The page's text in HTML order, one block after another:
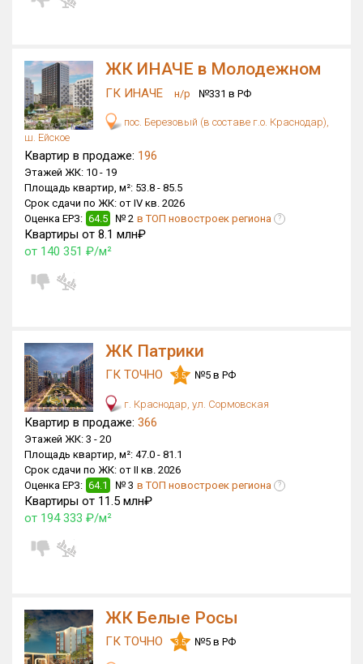
Только новые
Оценка ЕРЗ ЖК
от
Рейтинг ЕРЗ
Найдено:
Блокированных домов
Домов с апартаментами
Поселков таунхаусов
Многоквартирных домов
Блокированных домов
Квартир, апартаментов,
блоков в БД
19 887 из 66 213
ЖК ИНАЧЕ в Молодежном
ГК ИНАЧЕ н/р №331 в РФ
пос. Березовый (в составе г.о. Краснодар),
ш. Ейское
Квартир в продаже: 196
Этажей ЖК: 10 - 19
Площадь квартир, м²: 53.8 - 85.5
Срок сдачи по ЖК: от IV кв. 2026
Оценка ЕРЗ: 64.5 № 2 в ТОП новостроек региона ?
Квартиры от 8.1 млн₽
от 140 351 ₽/м²
ЖК Патрики
ГК ТОЧНО 3.5 №5 в РФ
г. Краснодар, ул. Сормовская
Квартир в продаже: 366
Этажей ЖК: 3 - 20
Площадь квартир, м²: 47.0 - 81.1
Срок сдачи по ЖК: от II кв. 2026
Оценка ЕРЗ: 64.1 № 3 в ТОП новостроек региона ?
Квартиры от 11.5 млн₽
от 194 333 ₽/м²
ЖК Белые Росы
ГК ТОЧНО 3.5 №5 в РФ